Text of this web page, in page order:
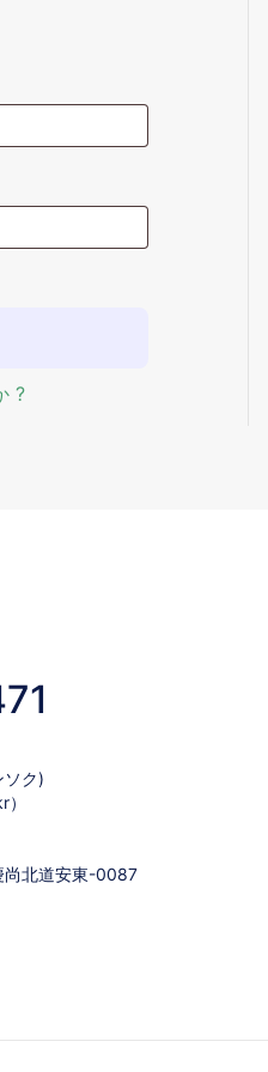
?
ソク)
北道安東-0087